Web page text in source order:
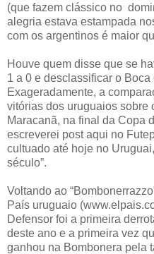
(que fazem clássico no
alegria estava estampada
com os argentinos é maior
Houve quem disse que se
1 a 0 e desclassificar o
Exageradamente, a
vitórias dos uruguaios sobre
Maracanã, na final da Copa
escreverei post aqui no
cultuado até hoje no
século”.
Voltando ao
País uruguaio
Defensor foi a primeira
deste ano e a primeira vez
ganhou na Bombonera pela